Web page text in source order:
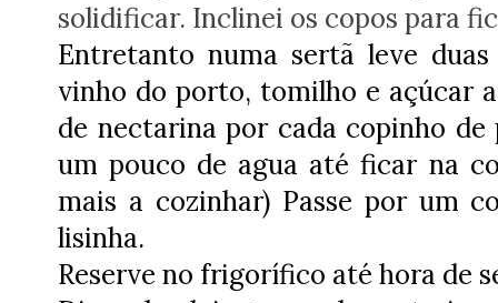
solidificar. Inclinei os copos para
Entretanto numa sertã leve
vinho do porto, tomilho e açúcar
de nectarina por cada copinho
um pouco de agua até ficar na
mais a cozinhar) Passe por um
lisinha.
Reserve no frigorífico até hora de